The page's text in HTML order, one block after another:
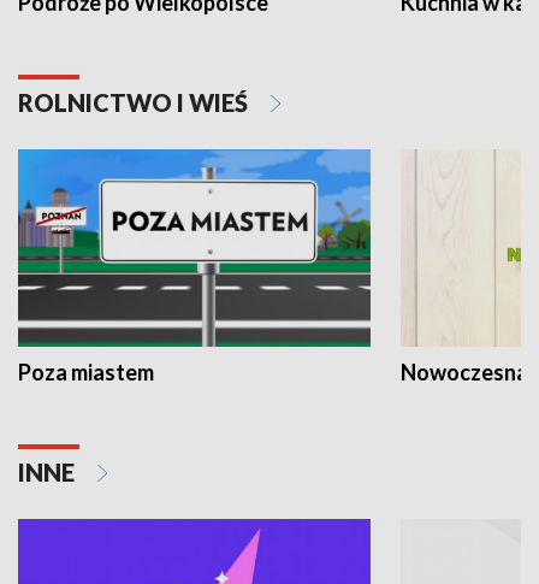
ROLNICTWO I WIEŚ
Poza miastem Nowoczesna
INNE